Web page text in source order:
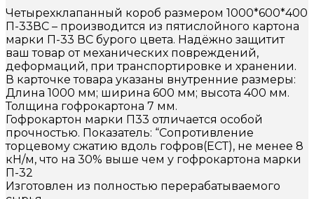
Четырехклапанный короб размером 1000*600*400
П-33ВС – производится из пятислойного картона
марки П-33 ВС бурого цвета. Надёжно защитит
ваш товар от механических повреждений,
деформаций, при транспортировке и хранении.
В карточке товара указаны внутренние размеры:
Длина 1000 мм; ширина 600 мм; высота 400 мм.
Толщина гофрокартона 7 мм.
Гофрокартон марки П33 отличается особой
прочностью. Показатель: “Сопротивление
торцевому сжатию вдоль гофров(ЕСТ), не менее 8
кН/м, что на 30% выше чем у гофрокартона марки
П-32
Изготовлен из полностью перерабатываемого